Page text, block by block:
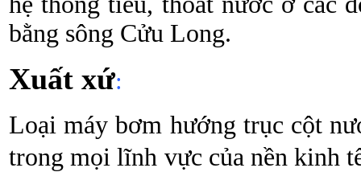
bằng sông Cửu Long.
Xuất xứ:
Loại máy bơm hướng trục cột
trong mọi lĩnh vực của nền kinh